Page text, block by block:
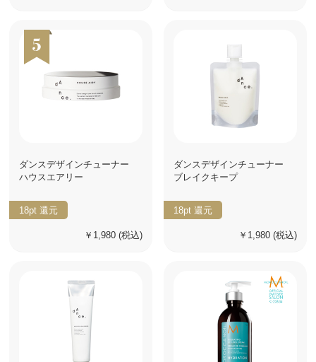
ダンスデザインチューナー
ハウスエアリー
18pt 還元
￥1,980 (税込)
ダンスデザインチューナー
ブレイクキープ
18pt 還元
￥1,980 (税込)